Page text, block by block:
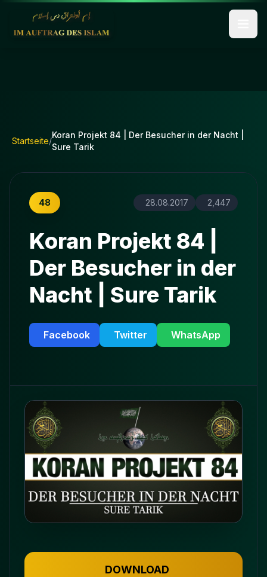
Startseite/
Koran Projekt 84 | Der Besucher in der Nacht |
Sure Tarik
48 28.08.2017 2,447
Koran Projekt 84 |
Der Besucher in der
Nacht | Sure Tarik
Facebook Twitter WhatsApp
DOWNLOAD